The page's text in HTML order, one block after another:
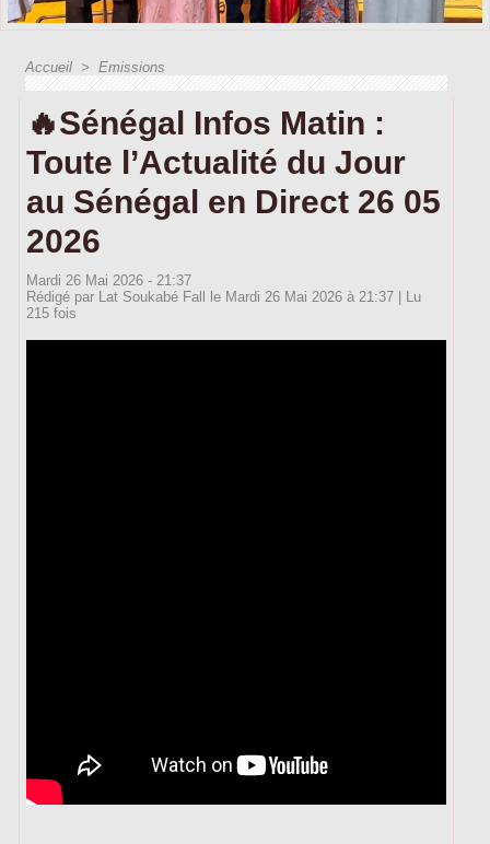
Accueil > Emissions
🔥Sénégal Infos Matin :
Toute l’Actualité du Jour
au Sénégal en Direct 26 05
2026
Mardi 26 Mai 2026 - 21:37
Rédigé par Lat Soukabé Fall le Mardi 26 Mai 2026 à 21:37 | Lu
215 fois